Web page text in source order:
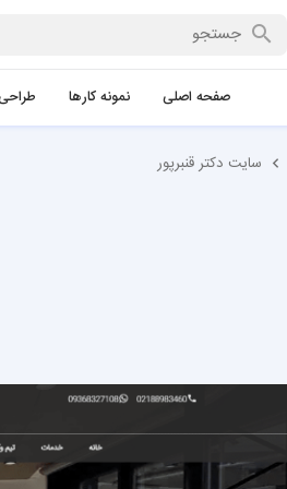
صفحه اصلی نمونه کارها
سایت دکتر قنبرپور